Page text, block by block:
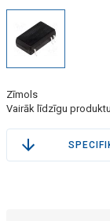
Zīmols
Vairāk līdzīgu produktu